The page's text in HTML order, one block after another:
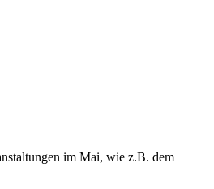
im Mai, wie z.B. dem